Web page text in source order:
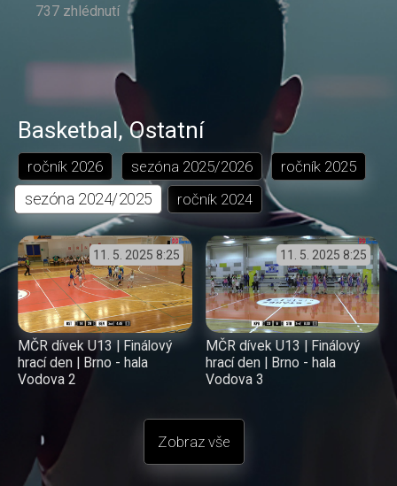
737 zhlédnutí
Basketbal,Ostatní
ročník 2026 sezóna 2025/2026 ročník 2025
sezóna 2024/2025 ročník 2024
11. 5. 2025 8:25
MČR dívek U13 | Finálový
hrací den | Brno - hala
Vodova 2
11. 5. 2025 8:25
MČR dívek U13 | Finálový
hrací den | Brno - hala
Vodova 3
Zobraz vše